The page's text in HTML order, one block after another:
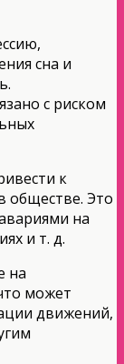
сна и
с риском
к
обществе. Это
на
и т. д.
на
может
движений,